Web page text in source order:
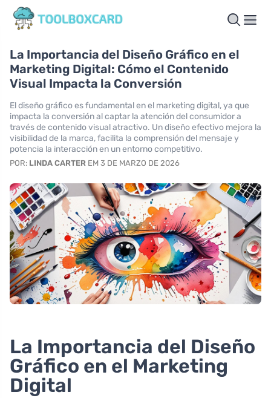
La Importancia del Diseño Gráfico en el
Marketing Digital: Cómo el Contenido
Visual Impacta la Conversión
El diseño gráfico es fundamental en el marketing digital, ya que
impacta la conversión al captar la atención del consumidor a
través de contenido visual atractivo. Un diseño efectivo mejora la
visibilidad de la marca, facilita la comprensión del mensaje y
potencia la interacción en un entorno competitivo.
POR: LINDA CARTER EM 3 DE MARZO DE 2026
La Importancia del Diseño
Gráfico en el Marketing
Digital